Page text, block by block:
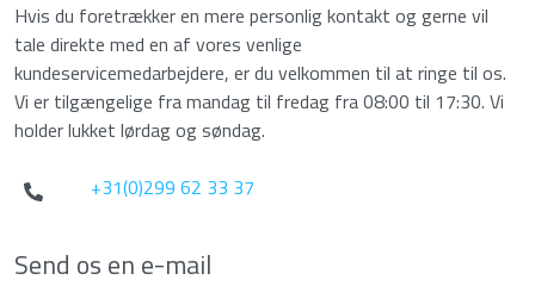
Hvis du foretrækker en mere personlig kontakt og gerne vil
tale direkte med en af vores venlige
kundeservicemedarbejdere, er du velkommen til at ringe til os.
Vi er tilgængelige fra mandag til fredag fra 08:00 til 17:30. Vi
holder lukket lørdag og søndag.
+31(0)299 62 33 37
Send os en e-mail